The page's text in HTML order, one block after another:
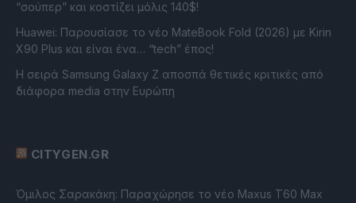
“σούπερ” και κοστίζει μόλις 140$!
Huawei: Παρουσίασε το νέο MateBook Fold (2026) με Kirin
X90 Plus και είναι ένα… “tech” έπος!
Η σειρά Samsung Galaxy Z αποσπά θετικές κριτικές από
διάφορα media στην Ευρώπη
CITYGEN.GR
Όμιλος Σαρακάκη: Παραχώρησε το νέο Maxus T60 Max